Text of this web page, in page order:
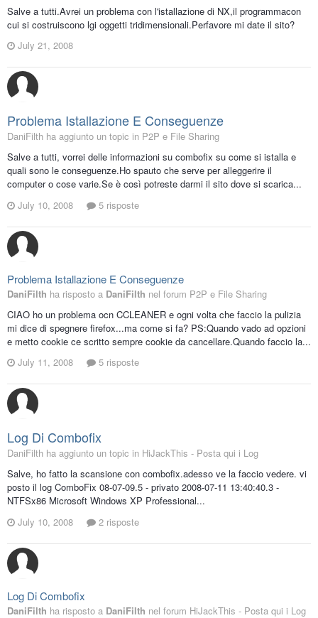
Salve a tutti.Avrei un problema con l'istallazione di NX,il programmacon
cui si costruiscono lgi oggetti tridimensionali.Perfavore mi date il sito?
July 21, 2008
Problema Istallazione E Conseguenze
DaniFilth ha aggiunto un topic in P2P e File Sharing
Salve a tutti, vorrei delle informazioni su combofix su come si istalla e
quali sono le conseguenze.Ho spauto che serve per alleggerire il
computer o cose varie.Se è così potreste darmi il sito dove si scarica...
July 10, 2008
5 risposte
Problema Istallazione E Conseguenze
DaniFilth ha risposto a DaniFilth nel forum P2P e File Sharing
CIAO ho un problema ocn CCLEANER e ogni volta che faccio la pulizia
mi dice di spegnere firefox...ma come si fa? PS:Quando vado ad opzioni
e metto cookie ce scritto sempre cookie da cancellare.Quando faccio la...
July 11, 2008
5 risposte
Log Di Combofix
DaniFilth ha aggiunto un topic in HiJackThis - Posta qui i Log
Salve, ho fatto la scansione con combofix.adesso ve la faccio vedere. vi
posto il log ComboFix 08-07-09.5 - privato 2008-07-11 13:40:40.3 -
NTFSx86 Microsoft Windows XP Professional...
July 10, 2008
2 risposte
Log Di Combofix
DaniFilth ha risposto a DaniFilth nel forum HiJackThis - Posta qui i Log